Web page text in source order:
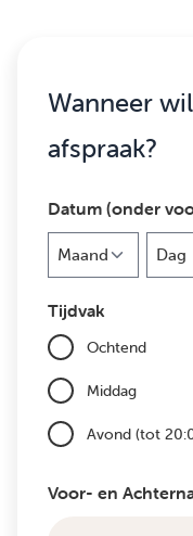
Wanneer
afspraak?
Datum (onder
Tijdvak
Ochtend
Middag
Avond (tot
Voor- en